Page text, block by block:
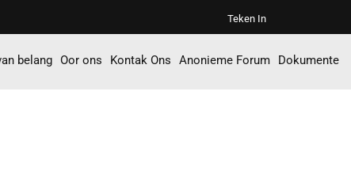
Teken In
belang Oor ons Kontak Ons Anonieme Forum Dokumente